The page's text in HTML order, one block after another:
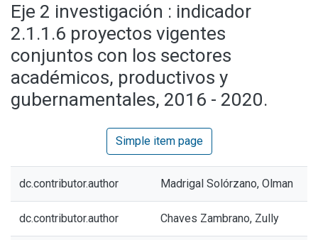
Statistics
Eje 2 investigación : indicador
2.1.1.6 proyectos vigentes
conjuntos con los sectores
académicos, productivos y
gubernamentales, 2016 - 2020.
Simple item page
dc.contributor.author Madrigal Solórzano, Olman
dc.contributor.author Chaves Zambrano, Zully